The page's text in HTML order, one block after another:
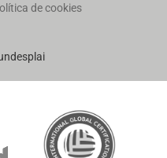
de cookies